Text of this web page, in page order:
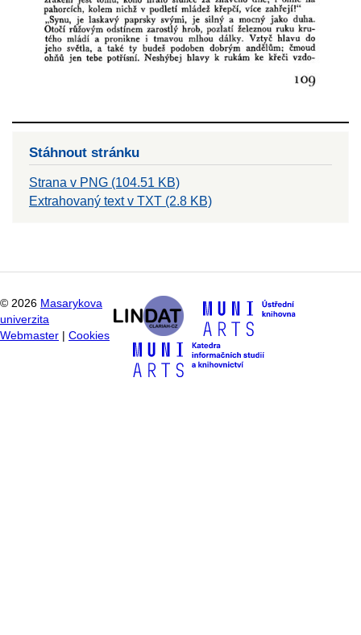
Stáhnout stránku
Strana v PNG (104.51 KB)
Extrahovaný text v TXT (2.8 KB)
© 2026 Masarykova
univerzita
Webmaster
Cookies